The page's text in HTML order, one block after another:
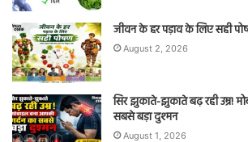
जीवन के हर पड़ाव के लिए सही
August 2, 2026
सिर झुकाते-झुकाते बढ़ रही उम्र!
सबसे बड़ा दुश्मन
August 1, 2026